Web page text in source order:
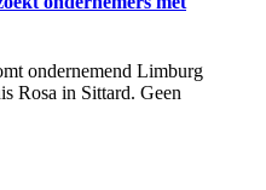
ondernemend Limburg
Rosa in Sittard. Geen